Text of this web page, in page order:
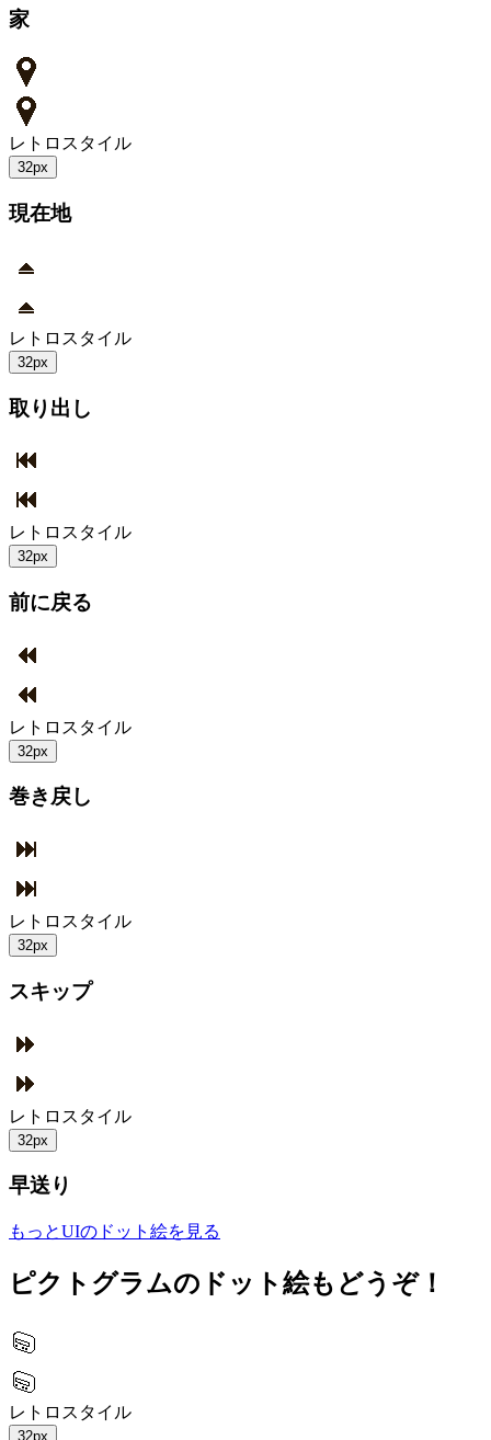
家
レトロスタイル
32px
現在地
レトロスタイル
32px
取り出し
レトロスタイル
32px
前に戻る
レトロスタイル
32px
巻き戻し
レトロスタイル
32px
スキップ
レトロスタイル
32px
早送り
もっとUIのドット絵を見る
ピクトグラムのドット絵もどうぞ！
レトロスタイル
32px